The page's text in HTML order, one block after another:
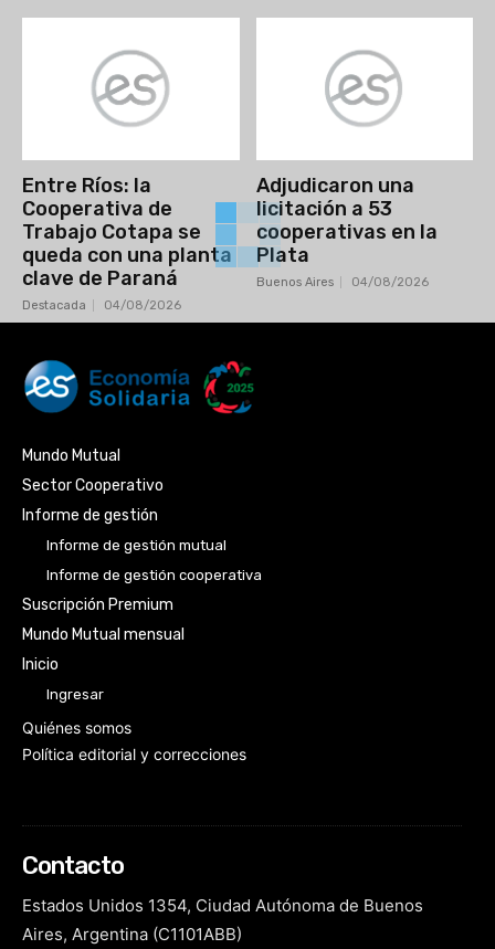
Entre Ríos: la
Cooperativa de
Trabajo Cotapa se
queda con una planta
clave de Paraná
Destacada 04/08/2026
Adjudicaron una
licitación a 53
cooperativas en la
Plata
Buenos Aires 04/08/2026
Mundo Mutual
Sector Cooperativo
Informe de gestión
Informe de gestión mutual
Informe de gestión cooperativa
Suscripción Premium
Mundo Mutual mensual
Inicio
Ingresar
Quiénes somos
Política editorial y correcciones
Contacto
Estados Unidos 1354, Ciudad Autónoma de Buenos
Aires, Argentina (C1101ABB)